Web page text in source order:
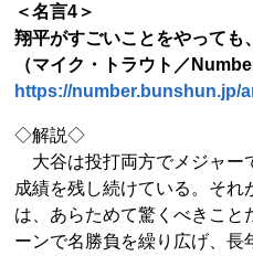
＜名言4＞
翔平がすごいことをやっても
（マイク・トラウト／
https://number.bunshun.jp/
◇解説◇
大谷は投打両方でメジャー
成績を残し続けている。それ
は、あらためて驚くべきこと
ーンで名勝負を繰り広げ、長